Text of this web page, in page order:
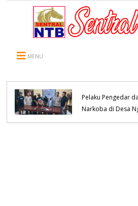
MENU
Pelaku Pengedar
Narkoba di Desa